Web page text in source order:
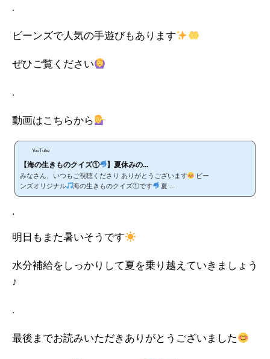
.
ビーンズで人気の手遊びもあります
ぜひご覧ください
.
動画はこちらから
YouTube
【海の生きものクイズ① 】夏休みの...
みなさん、いつもご視聴くださり ありがとうございます
ビー
ンズオリジナル
海の生きものクイズ①です 夏 ...
.
明日もまた暑いそうです
水分補給をしっかりして夏を乗り越えていきましょう
♪
.
最後までお読みいただきありがとうございました